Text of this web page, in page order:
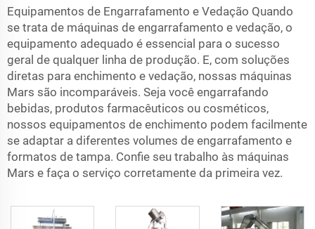
Equipamentos de Engarrafamento e Vedação Quando
se trata de máquinas de engarrafamento e vedação, o
equipamento adequado é essencial para o sucesso
geral de qualquer linha de produção. E, com soluções
diretas para enchimento e vedação, nossas máquinas
Mars são incomparáveis. Seja você engarrafando
bebidas, produtos farmacêuticos ou cosméticos,
nossos equipamentos de enchimento podem facilmente
se adaptar a diferentes volumes de engarrafamento e
formatos de tampa. Confie seu trabalho às máquinas
Mars e faça o serviço corretamente da primeira vez.